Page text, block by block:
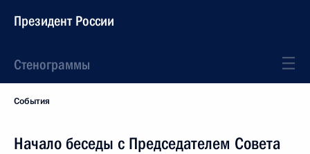
Президент России
Стенограммы
События
Начало беседы с Председателем Совета